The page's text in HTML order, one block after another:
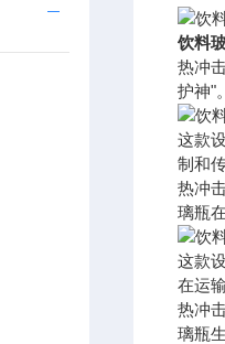
饮料
热冲
护神"
这款
制和
热冲
璃瓶
这款
在运
热冲
璃瓶